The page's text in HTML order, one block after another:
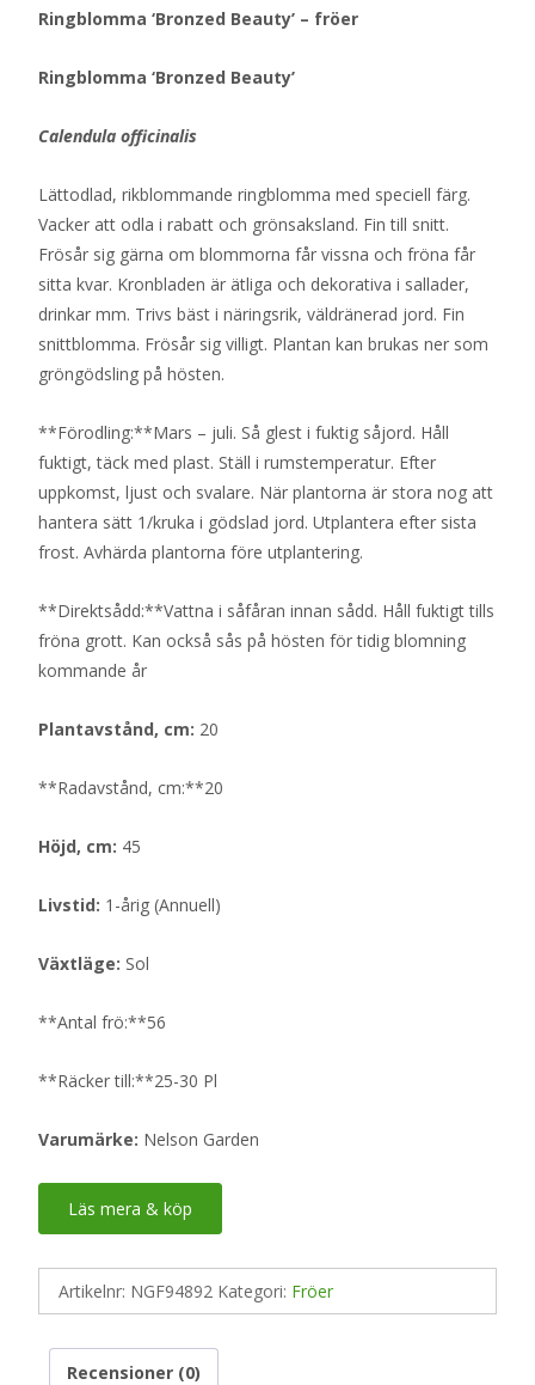
Ringblomma ‘Bronzed Beauty’ – fröer
Ringblomma ‘Bronzed Beauty’
Calendula officinalis
Lättodlad, rikblommande ringblomma med speciell färg.
Vacker att odla i rabatt och grönsaksland. Fin till snitt.
Frösår sig gärna om blommorna får vissna och fröna får
sitta kvar. Kronbladen är ätliga och dekorativa i sallader,
drinkar mm. Trivs bäst i näringsrik, väldränerad jord. Fin
snittblomma. Frösår sig villigt. Plantan kan brukas ner som
gröngödsling på hösten.
**Förodling:**Mars – juli. Så glest i fuktig såjord. Håll
fuktigt, täck med plast. Ställ i rumstemperatur. Efter
uppkomst, ljust och svalare. När plantorna är stora nog att
hantera sätt 1/kruka i gödslad jord. Utplantera efter sista
frost. Avhärda plantorna före utplantering.
**Direktsådd:**Vattna i såfåran innan sådd. Håll fuktigt tills
fröna grott. Kan också sås på hösten för tidig blomning
kommande år
Plantavstånd, cm: 20
**Radavstånd, cm:**20
Höjd, cm: 45
Livstid: 1-årig (Annuell)
Växtläge: Sol
**Antal frö:**56
**Räcker till:**25-30 Pl
Varumärke: Nelson Garden
Läs mera & köp
Artikelnr: NGF94892 Kategori: Fröer
Recensioner (0)